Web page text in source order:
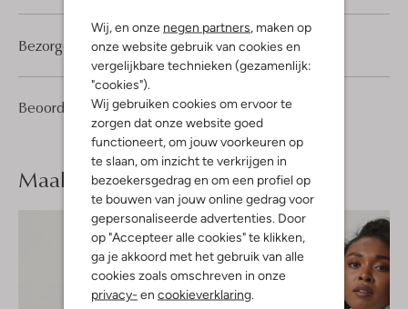
Wij, en onze negen partners , maken op
onze website gebruik van cookies en
vergelijkbare technieken (gezamenlijk:
"cookies").
Wij gebruiken cookies om ervoor te
zorgen dat onze website goed
functioneert, om jouw voorkeuren op
te slaan, om inzicht te verkrijgen in
bezoekersgedrag en om een profiel op
te bouwen van jouw online gedrag voor
gepersonaliseerde advertenties. Door
op "Accepteer alle cookies" te klikken,
ga je akkoord met het gebruik van alle
cookies zoals omschreven in onze
privacy- en cookieverklaring
Beoordelingen (2) 4/5
2
4
Sterren
Bezorgen & retourneren
Maak jelook compleet